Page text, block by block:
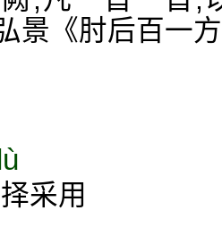
《肘后百一
采用